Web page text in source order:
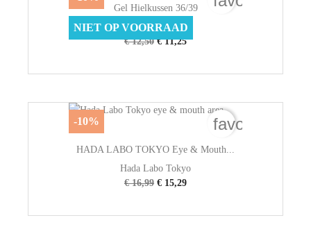
Gel Hielkussen 36/39
Credo
€ 12,50 € 11,25
NIET OP VOORRAAD
HADA LABO TOKYO Eye & Mouth...
Hada Labo Tokyo
€ 16,99 € 15,29
-10%